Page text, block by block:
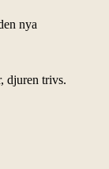
nya
djuren trivs.